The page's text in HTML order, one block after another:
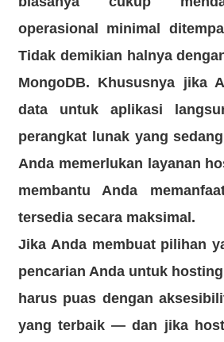
operasional minimal
Tidak demikian halnya
MongoDB. Khususnya jika
data untuk aplikasi
perangkat lunak yang
Anda memerlukan layanan
membantu Anda
tersedia secara maksimal.
Jika Anda membuat pilihan
pencarian Anda untuk
harus puas dengan
yang terbaik — dan jika